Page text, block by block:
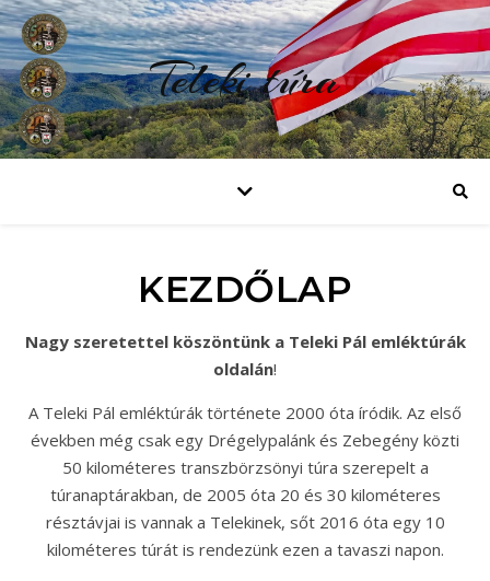
Teleki túra
KEZDŐLAP
Nagy szeretettel köszöntünk a Teleki Pál emléktúrák
oldalán!
A Teleki Pál emléktúrák története 2000 óta íródik. Az első
években még csak egy Drégelypalánk és Zebegény közti
50 kilométeres transzbörzsönyi túra szerepelt a
túranaptárakban, de 2005 óta 20 és 30 kilométeres
résztávjai is vannak a Telekinek, sőt 2016 óta egy 10
kilométeres túrát is rendezünk ezen a tavaszi napon.